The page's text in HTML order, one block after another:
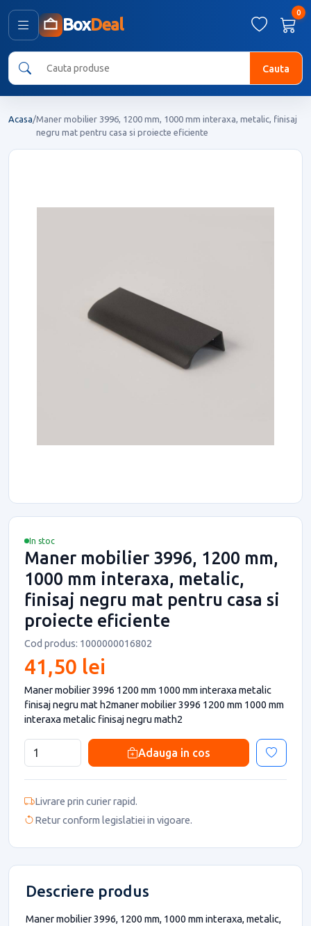
BoxDeal
0
Cauta
Acasa/Maner mobilier 3996, 1200 mm, 1000 mm interaxa, metalic, finisaj
negru mat pentru casa si proiecte eficiente
In stoc
Maner mobilier 3996, 1200 mm,
1000 mm interaxa, metalic,
finisaj negru mat pentru casa si
proiecte eficiente
Cod produs: 1000000016802
41,50 lei
Maner mobilier 3996 1200 mm 1000 mm interaxa metalic
finisaj negru mat h2maner mobilier 3996 1200 mm 1000 mm
interaxa metalic finisaj negru math2
Adauga in cos
Livrare prin curier rapid.
Retur conform legislatiei in vigoare.
Descriere produs
Maner mobilier 3996, 1200 mm, 1000 mm interaxa, metalic,